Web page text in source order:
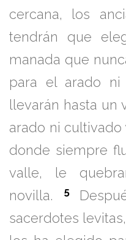
cercana, los
tendrán que
manada que
para el arado
llevarán hasta un
arado ni
donde siempre
valle, le
novilla.
5
sacerdotes